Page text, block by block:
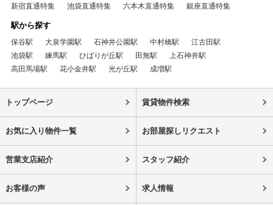
新宿直通特集 池袋直通特集 六本木直通特集 銀座直通特集
駅から探す
保谷駅 大泉学園駅 石神井公園駅 中村橋駅
江古田駅
池袋駅
練馬駅 ひばりが丘駅 田無駅
上石神井駅
高田馬場駅
花小金井駅 光が丘駅 成増駅
トップページ 賃貸物件検索
お気に入り物件一覧 お部屋探しリクエスト
営業支店紹介 スタッフ紹介
お客様の声 求人情報